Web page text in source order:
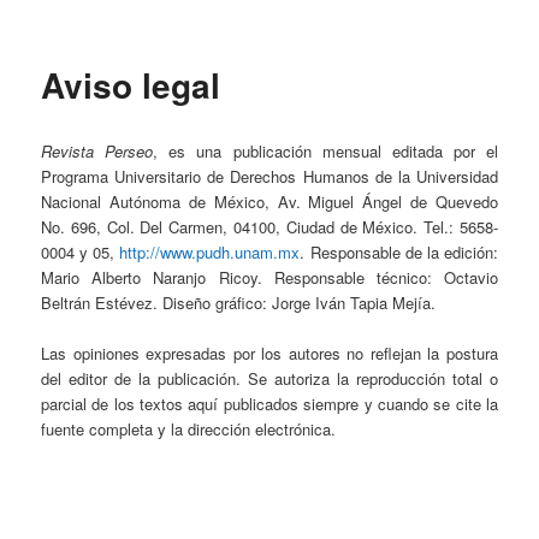
Perseo – PUDH UNAM
Aviso legal
Revista Perseo, es una publicación mensual editada por el
Programa Universitario de Derechos Humanos de la Universidad
Nacional Autónoma de México, Av. Miguel Ángel de Quevedo
No. 696, Col. Del Carmen, 04100, Ciudad de México. Tel.: 5658-
0004 y 05, http://www.pudh.unam.mx. Responsable de la edición:
Mario Alberto Naranjo Ricoy. Responsable técnico: Octavio
Beltrán Estévez. Diseño gráfico: Jorge Iván Tapia Mejía.
Las opiniones expresadas por los autores no reflejan la postura
del editor de la publicación. Se autoriza la reproducción total o
parcial de los textos aquí publicados siempre y cuando se cite la
fuente completa y la dirección electrónica.